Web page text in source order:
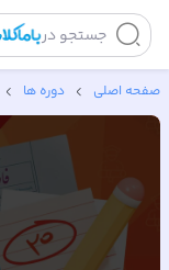
جستجو در
صفحه اصلی دوره ها